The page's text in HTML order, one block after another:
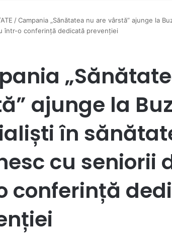
/Campania „Sănătatea nu are vârstă” ajunge la
într-o conferință dedicată prevenției
ajunge la
în
cu seniorii
conferință